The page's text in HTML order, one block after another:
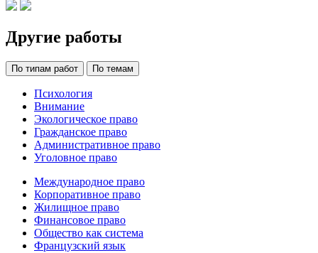
Другие работы
По типам работ По темам
Психология
Внимание
Экологическое право
Гражданское право
Административное право
Уголовное право
Международное право
Корпоративное право
Жилищное право
Финансовое право
Общество как система
Французский язык